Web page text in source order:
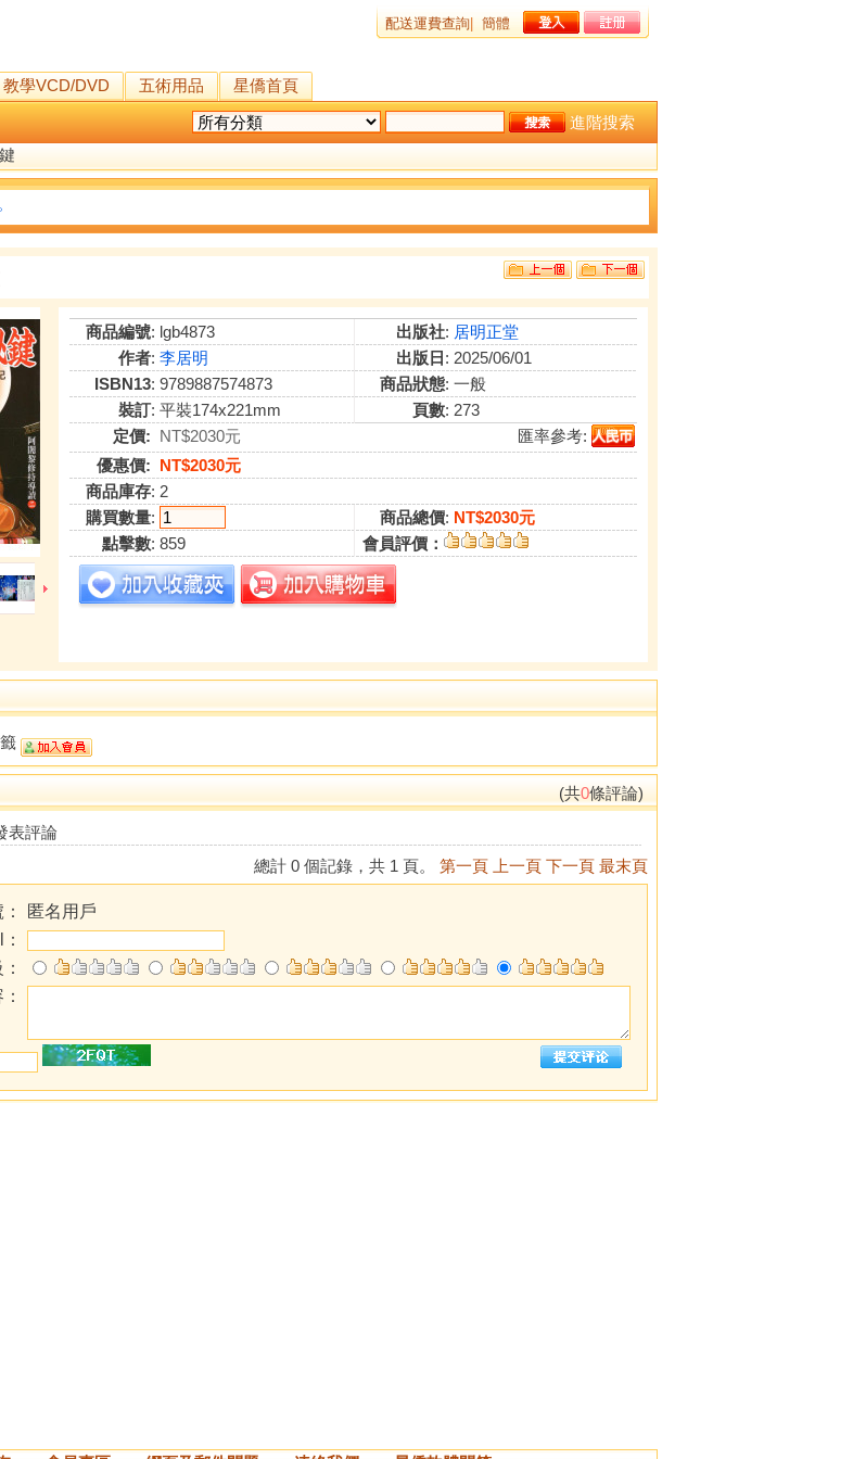
配送運費查詢 簡體
教學VCD/DVD 五術用品
星僑首頁
進階搜索
商品編號: lgb4873 出版社: 居明正堂
作者: 李居明 出版日 : 2025/06/01
ISBN13: 9789887574873 商品狀態: 一般
裝訂: 平裝174x221mm 頁數: 273
定價: NT$2030元
匯率參考:
優惠價: NT$2030元
商品庫存: 2
購買數量: 商品總價: NT$2030元
點擊數: 859 會員評價：
(共0條評論)
表評論
總計 0 個記錄，共 1 頁。 第一頁 上一頁 下一頁 最末頁
匿名用戶